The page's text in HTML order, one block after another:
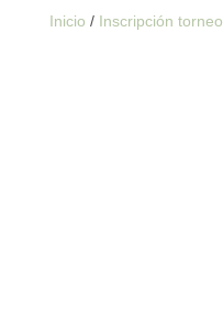
Inicio / Inscripción torneo